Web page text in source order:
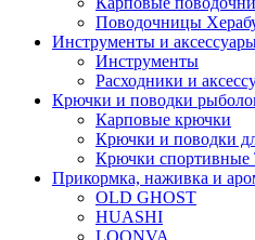
Поводочницы
Инструменты и
Инструменты
Расходники и
Крючки и поводки
Карповые крючки
Крючки и поводки
Крючки спортивные
Прикормка, наживка и
OLD GHOST
HUASHI
LOONVA